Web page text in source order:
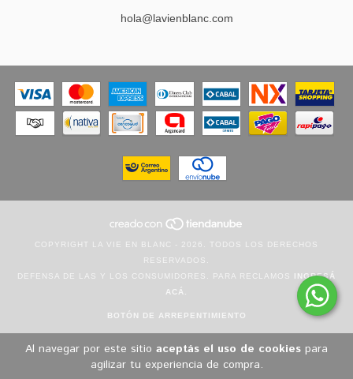
Al navegar por este sitio aceptás el uso de cookies para
agilizar tu experiencia de compra.
hola@lavienblanc.com
COPYRIGHT LA VIE EN BLANC - 2026. TODOS LOS DERECHOS
RESERVADOS.
DEFENSA DE LAS Y LOS CONSUMIDORES. PARA RECLAMOS
INGRESÁ
ACÁ.
BOTÓN DE ARREPENTIMIENTO